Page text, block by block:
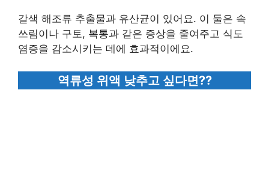
갈색 해조류 추출물과 유산균이 있어요. 이 둘은 속
쓰림이나 구토, 복통과 같은 증상을 줄여주고 식도
염증을 감소시키는 데에 효과적이에요.
역류성 위액 낮추고 싶다면??